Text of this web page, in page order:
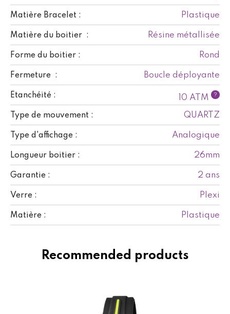
Matière Bracelet : Plastique
Matière du boitier : Résine métallisée
Forme du boitier : Rond
Fermeture : Boucle déployante
Etanchéité : 10 ATM ?
Type de mouvement : QUARTZ
Type d'affichage : Analogique
Longueur boitier : 26mm
Garantie : 2 ans
Verre : Plexi
Matière : Plastique
Recommended products